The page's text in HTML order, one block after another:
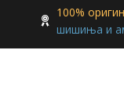
100%
шишиња и